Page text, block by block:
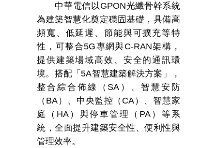
中華電信以 GPON光纖骨幹系統
為建築智慧化奠定穩固基礎，具備高
頻寬、低延遲、節能與可擴充等特
性，可整合5G專網與C-RAN架構，
提供建築場域高效、安全的通訊環
境。搭配「5A智慧建築解決方案」，
整合綜合佈線（ SA ）、智慧安防
（ BA）、中央監控（ CA ）、智慧家
庭（ HA）與停車管理（ PA）等系
統，全面提升建築安全性、便利性與
管理效率。